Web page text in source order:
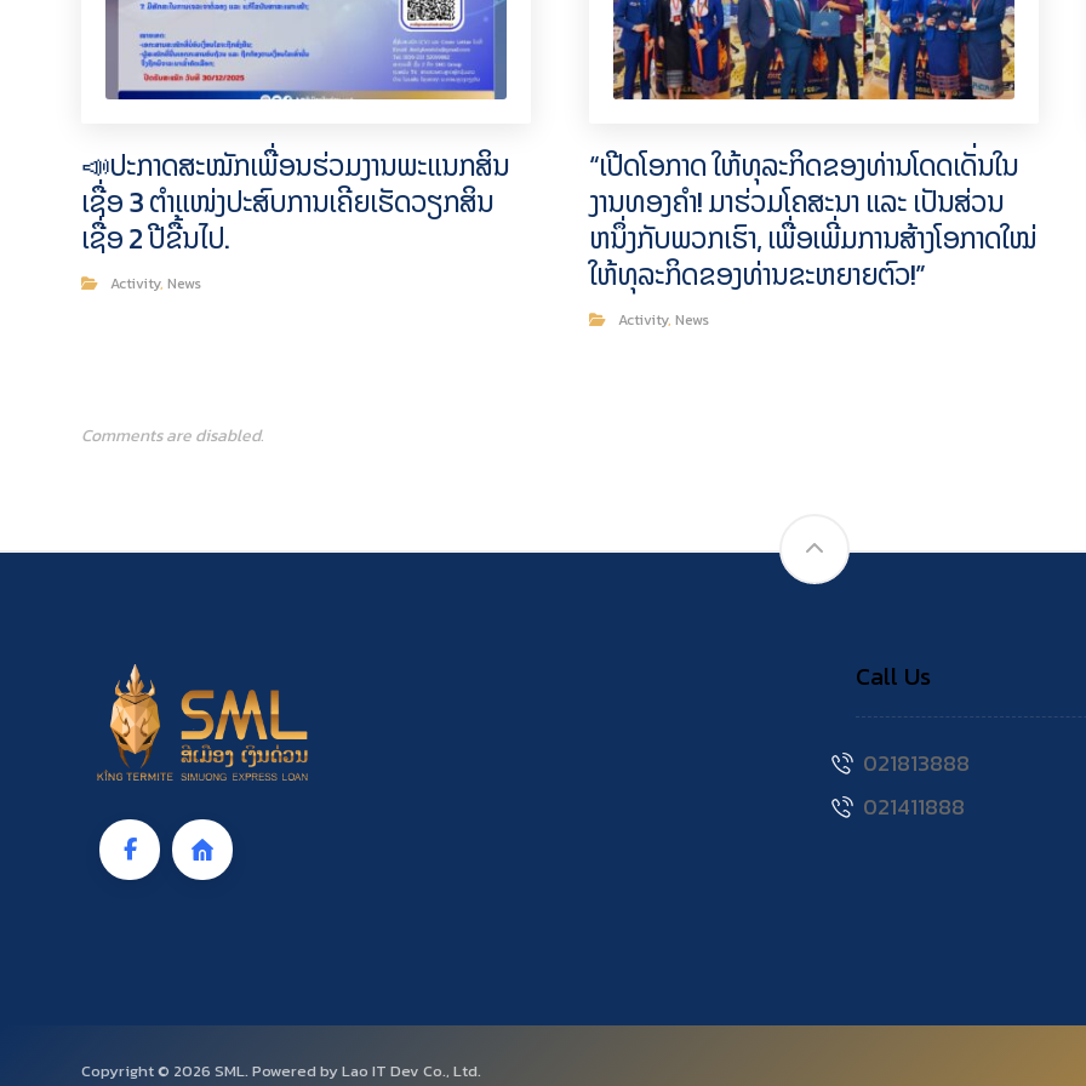
📣ປະກາດສະໝັກເພື່ອນຮ່ວມງານພະແນກສິນ
ເຊື່ອ 3 ຕຳແໜ່ງປະສົບການເຄີຍເຮັດວຽກສິນ
ເຊື່ອ 2 ປີຂື້ນໄປ.
Activity,News
“ເປີດໂອກາດ ໃຫ້ທຸລະກິດຂອງທ່ານໂດດເດັ່ນໃນ
ງານທອງຄໍາ! ມາຮ່ວມໂຄສະນາ ແລະ ເປັນສ່ວນ
ຫນຶ່ງກັບພວກເຮົາ, ເພື່ອເພີ່ມການສ້າງໂອກາດໃໝ່
ໃຫ້ທຸລະກິດຂອງທ່ານຂະຫຍາຍຕົວ!”
Activity,News
Comments are disabled.
Call Us
021813888
021411888
Copyright © 2026 SML. Powered by Lao IT Dev Co., Ltd.